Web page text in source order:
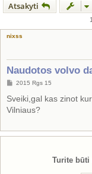
Atsakyti
nixss
Naudotos volvo
S
a
n
d
t
2015 Rgs 15
Sveiki,gal kas zinot
Vilniaus?
Turite būti